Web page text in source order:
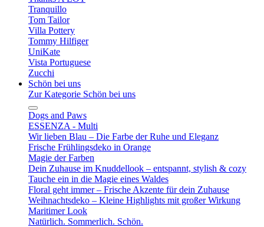
Tranquillo
Tom Tailor
Villa Pottery
Tommy Hilfiger
UniKate
Vista Portuguese
Zucchi
Schön bei uns
Zur Kategorie Schön bei uns
Dogs and Paws
ESSENZA - Multi
Wir lieben Blau – Die Farbe der Ruhe und Eleganz
Frische Frühlingsdeko in Orange
Magie der Farben
Dein Zuhause im Knuddellook – entspannt, stylish & cozy
Tauche ein in die Magie eines Waldes
Floral geht immer – Frische Akzente für dein Zuhause
Weihnachtsdeko – Kleine Highlights mit großer Wirkung
Maritimer Look
Natürlich. Sommerlich. Schön.